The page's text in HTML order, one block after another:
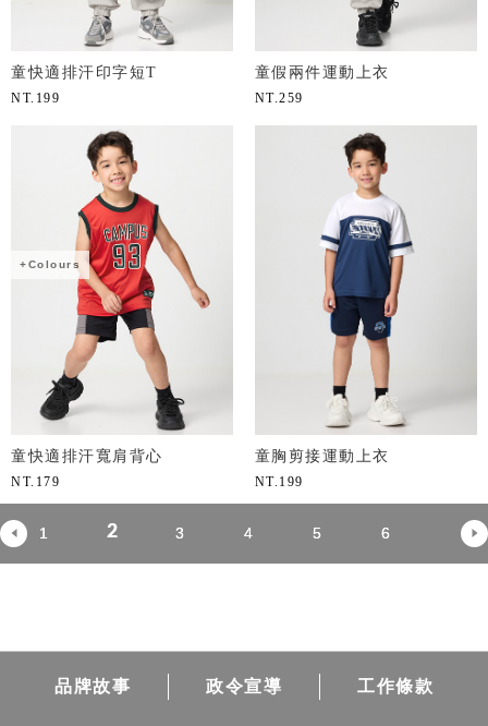
童快適排汗印字短T
NT. 199
童假兩件運動上衣
NT. 259
+Colours
童快適排汗寬肩背心
NT. 179
童胸剪接運動上衣
NT. 199
1 2 3 4 5 6
品牌故事 政令宣導 工作條款